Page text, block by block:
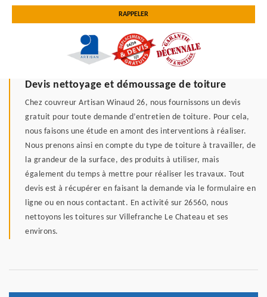
Devis nettoyage et démoussage de toiture
Chez couvreur Artisan Winaud 26, nous fournissons un devis
gratuit pour toute demande d’entretien de toiture. Pour cela,
nous faisons une étude en amont des interventions à réaliser.
Nous prenons ainsi en compte du type de toiture à travailler, de
la grandeur de la surface, des produits à utiliser, mais
également du temps à mettre pour réaliser les travaux. Tout
devis est à récupérer en faisant la demande via le formulaire en
ligne ou en nous contactant. En activité sur 26560, nous
nettoyons les toitures sur Villefranche Le Chateau et ses
environs.